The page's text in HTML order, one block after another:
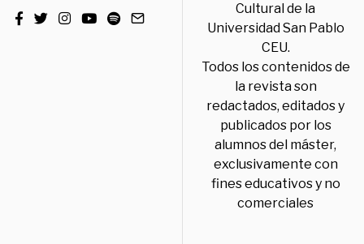
Cultural de la
Universidad San Pablo
CEU.
Todos los contenidos de
la revista son
redactados, editados y
publicados por los
alumnos del máster,
exclusivamente con
fines educativos y no
comerciales